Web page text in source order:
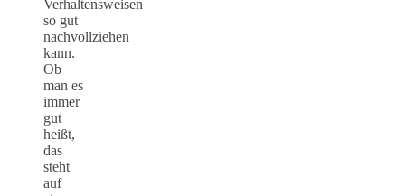
Verhaltensweisen
so gut
nachvollziehen
kann.
Ob
man es
immer
gut
heißt,
das
steht
auf